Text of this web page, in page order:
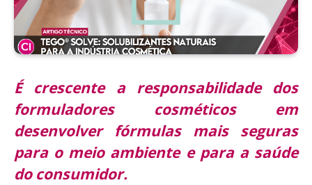
É crescente a responsabilidade dos
formuladores cosméticos em
desenvolver fórmulas mais seguras
para o meio ambiente e para a saúde
do consumidor.